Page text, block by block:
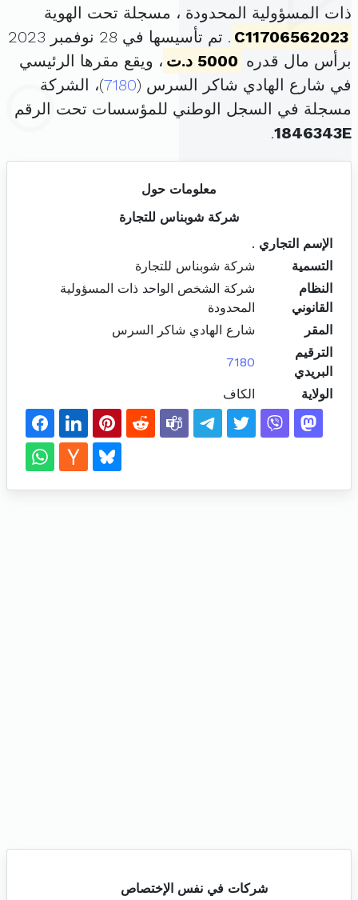
ذات المسؤولية المحدودة ، مسجلة تحت الهوية
C11706562023
. تم تأسيسها في 28 نوفمبر 2023
برأس مال قدره 5000 د.ت
، ويقع مقرها الرئيسي
في شارع الهادي شاكر السرس (7180)، الشركة
مسجلة في السجل الوطني للمؤسسات تحت الرقم
1846343E
.
معلومات حول
شركة شوبناس للتجارة
الإسم التجاري .
التسمية
شركة شوبناس للتجارة
النظام
القانوني
شركة الشخص الواحد ذات المسؤولية
المحدودة
المقر
شارع الهادي شاكر السرس
الترقيم
البريدي
7180
الولاية الكاف
شركات في نفس الإختصاص